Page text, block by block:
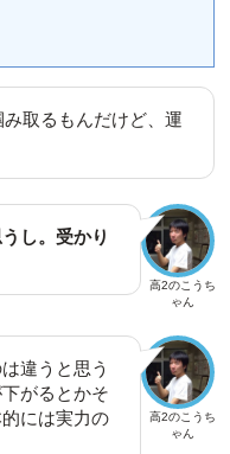
取るもんだけど、運
高2のこうち
ゃん
し。受かり
高2のこうち
ゃん
違うと思う
がるとかそ
には実力の